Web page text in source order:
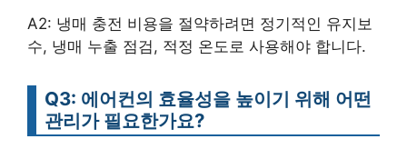
A2: 냉매 충전 비용을 절약하려면 정기적인 유지보
수, 냉매 누출 점검, 적정 온도로 사용해야 합니다.
Q3: 에어컨의 효율성을 높이기 위해 어떤
관리가 필요한가요?